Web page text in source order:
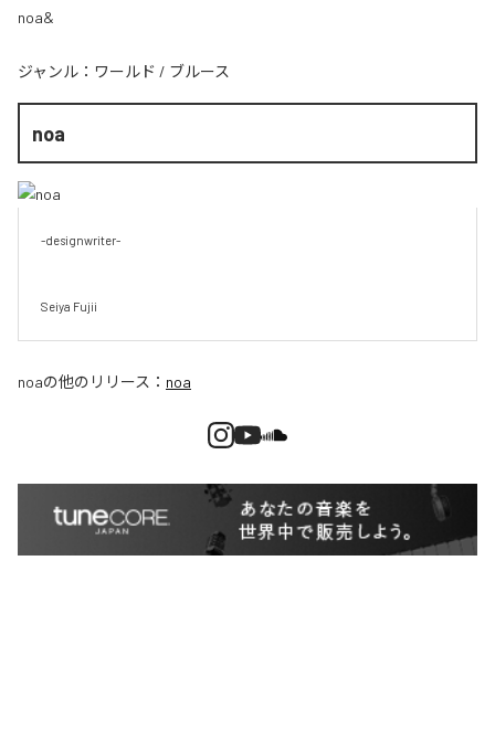
noa&
ジャンル： ワールド / ブルース
noa
-designwriter-
Seiya Fujii
noaの他のリリース： noa